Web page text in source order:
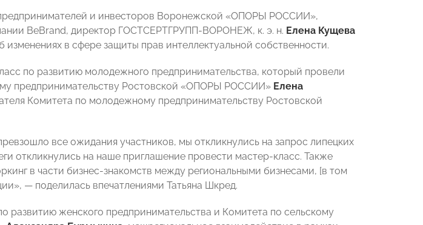
и инвесторов Воронежской «ОПОРЫ РОССИИ»,
BeBrand, директор ГОСТСЕРТГРУПП-ВОРОНЕЖ, к. э. н. Елена Кущева
изменениях в сфере защиты прав интеллектуальной собственности.
по развитию молодежного предпринимательства, который провели
предпринимательству Ростовской «ОПОРЫ РОССИИ» Елена
Комитета по молодежному предпринимательству Ростовской
все ожидания участников, мы откликнулись на запрос липецких
откликнулись на наше приглашение провести мастер-класс. Также
в части бизнес-знакомств между региональными бизнесами, [в том
— поделилась впечатлениями Татьяна Шкред.
развитию женского предпринимательства и Комитета по сельскому